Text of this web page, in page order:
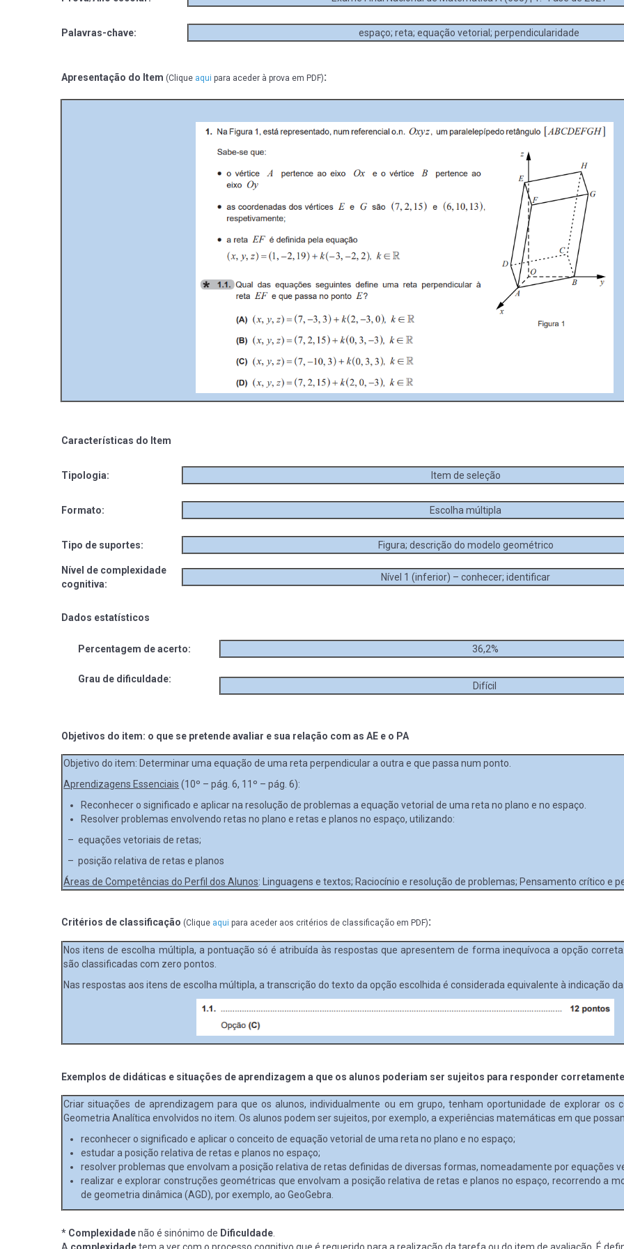
Palavras-chave: espaço; reta; equação vetorial; perpendicularidade
Apresentação do Item (Clique aqui para aceder à prova em PDF):
Características do Item
Tipologia: Item de seleção
Formato: Escolha múltipla
Tipo de suportes: Figura; descrição do modelo geométrico
Nível de complexidade
cognitiva:
Nível 1 (inferior) – conhecer; identificar
Dados estatísticos
Percentagem de acerto: 36,2%
Grau de dificuldade:
Difícil
Objetivos do item: o que se pretende avaliar e sua relação com as AE e o PA
Objetivo do item: Determinar uma equação de uma reta perpendicular a outra e que passa num ponto.
Aprendizagens Essenciais (10º – pág. 6, 11º – pág. 6):
Reconhecer o significado e aplicar na resolução de problemas a equação vetorial de uma reta no plano e no espaço.
Resolver problemas envolvendo retas no plano e retas e planos no espaço, utilizando:
– equações vetoriais de retas;
– posição relativa de retas e planos
Áreas de Competências do Perfil dos Alunos: Linguagens e textos; Raciocínio e resolução de problemas; Pensamento crítico e
Critérios de classificação (Clique aqui para aceder aos critérios de classificação em PDF):
Nos itens de escolha múltipla, a pontuação só é atribuída às respostas que apresentem de forma inequívoca a opção
são classificadas com zero pontos.
Nas respostas aos itens de escolha múltipla, a transcrição do texto da opção escolhida é considerada equivalente à indicação
Exemplos de didáticas e situações de aprendizagem a que os alunos poderiam ser sujeitos para responder
Criar situações de aprendizagem para que os alunos, individualmente ou em grupo, tenham oportunidade de explorar os
Geometria Analítica envolvidos no item. Os alunos podem ser sujeitos, por exemplo, a experiências matemáticas em que
reconhecer o significado e aplicar o conceito de equação vetorial de uma reta no plano e no espaço;
estudar a posição relativa de retas e planos no espaço;
resolver problemas que envolvam a posição relativa de retas definidas de diversas formas, nomeadamente por equações
realizar e explorar construções geométricas que envolvam a posição relativa de retas e planos no espaço, recorrendo a
de geometria dinâmica (AGD), por exemplo, ao GeoGebra.
* Complexidadenão é sinónimo de Dificuldade